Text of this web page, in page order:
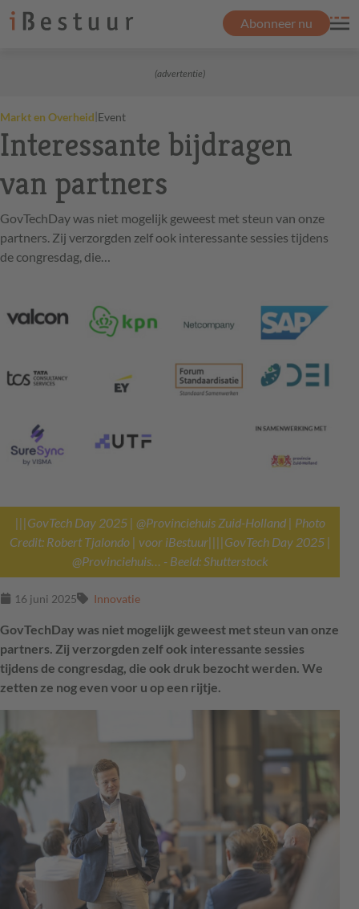
Abonneer nu
(advertentie)
Markt en Overheid|Event
Interessante bijdragen
van partners
GovTechDay was niet mogelijk geweest met steun van onze
partners. Zij verzorgden zelf ook interessante sessies tijdens
de congresdag, die…
|||GovTech Day 2025 | @Provinciehuis Zuid-Holland | Photo
Credit: Robert Tjalondo | voor iBestuur||||GovTech Day 2025 |
@Provinciehuis…
- Beeld: Shutterstock
16 juni 2025 Innovatie
GovTechDay was niet mogelijk geweest met steun van onze
partners. Zij verzorgden zelf ook interessante sessies
tijdens de congresdag, die ook druk bezocht werden. We
zetten ze nog even voor u op een rijtje.